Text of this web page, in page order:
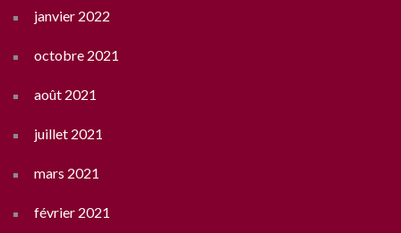
janvier 2022
octobre 2021
août 2021
juillet 2021
mars 2021
février 2021